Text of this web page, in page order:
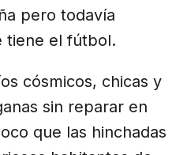
pero todavía
tiene el fútbol.
cósmicos, chicas y
sin reparar en
que las hinchadas